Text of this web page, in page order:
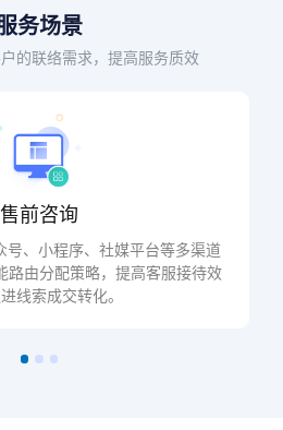
务场景
的联络需求，提高服务质效
售前咨询
号、小程序、社媒平台等多渠道
路由分配策略，提高客服接待效
线索成交转化。